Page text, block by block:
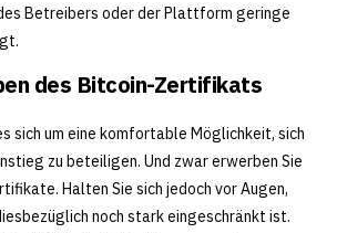
Betreibers oder der Plattform geringe
des Bitcoin-Zertifikats
sich um eine komfortable Möglichkeit, sich
zu beteiligen. Und zwar erwerben Sie
Halten Sie sich jedoch vor Augen,
noch stark eingeschränkt ist.